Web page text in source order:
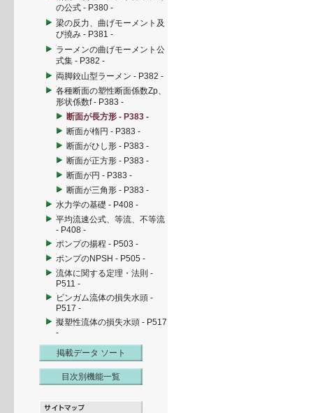
の公式 - P380 -
梁の反力、曲げモーメント及
び撓み - P381 -
ラーメンの曲げモーメント公
式集 - P382 -
両脚鉸山型ラーメン - P382 -
各種断面の塑性断面係数Zp、
形状係数f - P383 -
断面が長方形 - P383 -
断面が楕円 - P383 -
断面がひし形 - P383 -
断面が正方形 - P383 -
断面が円 - P383 -
断面が三角形 - P383 -
水力学の基礎 - P408 -
平均流速公式、等流、不等流
- P408 -
ポンプの揚程 - P503 -
ポンプのNPSH - P505 -
流体に関する定理・法則 -
P511 -
ビンガム流体の損失水頭 -
P517 -
擬塑性流体の損失水頭 - P517
-
掲載データ ソート
目次別機能一覧